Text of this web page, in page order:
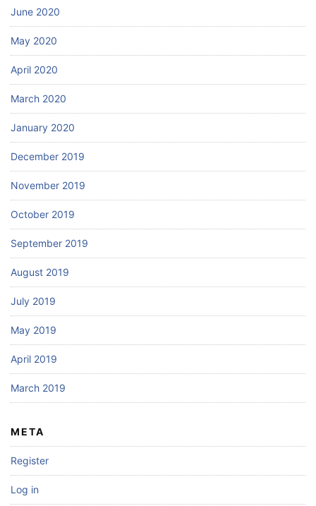
June 2020
May 2020
April 2020
March 2020
January 2020
December 2019
November 2019
October 2019
September 2019
August 2019
July 2019
May 2019
April 2019
March 2019
META
Register
Log in